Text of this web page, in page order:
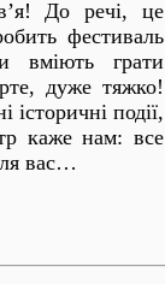
До речі, це
фестиваль
вміють грати
дуже тяжко!
історичні події,
каже нам: все
вас…